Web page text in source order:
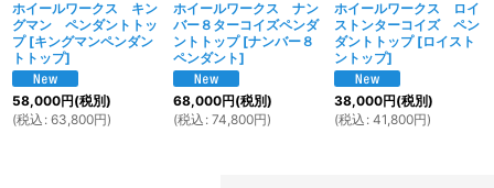
ホイールワークス キン
グマン ペンダントトッ
プ [キングマンペンダン
トトップ]
58,000円(税別)
(税込 : 63,800円)
ホイールワークス ナン
バー８ターコイズペンダ
ントトップ [ナンバー８
ペンダント]
68,000円(税別)
(税込 : 74,800円)
ホイールワークス ロイ
ストンターコイズ ペン
ダントトップ [ロイスト
ントップ]
38,000円(税別)
(税込 : 41,800円)